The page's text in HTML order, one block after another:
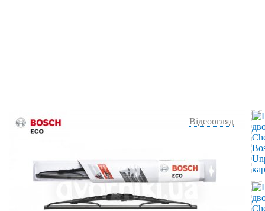
Відеоогляд